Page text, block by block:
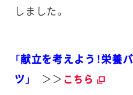
しました。
「献立を考えよう！栄養
ツ」
＞＞ こちら